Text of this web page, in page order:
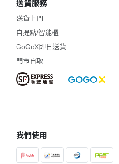
送貨服務
送貨上門
自提點/智能櫃
GoGoX即日送貨
門市自取
我們使用